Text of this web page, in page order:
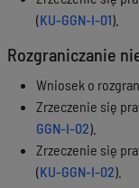
(KU-GGN-I-01).
Rozgraniczanie
Wniosek o
Zrzeczenie się
GGN-I-02).
Zrzeczenie się
(KU-GGN-I-02).